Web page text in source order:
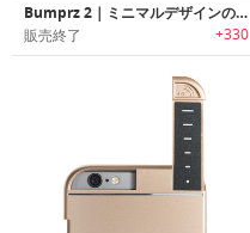
Bumprz 2｜ミニマルデザインのiPhoneバンパー「バンパーズ2」
販売終了 +330